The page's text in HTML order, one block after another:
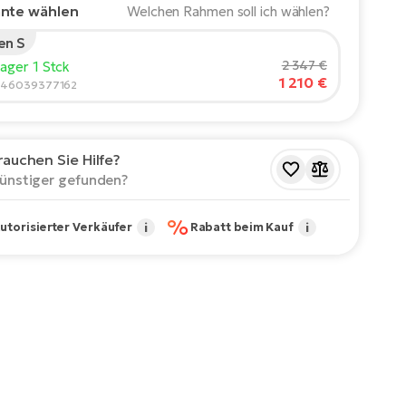
wählen Welchen Rahmen soll ich wählen?
210
sind nur Richtwerte.
S
1 Stck
2 347 €
1 210 €
Sie Hilfe?
gefunden?
Verkäufer i %Rabatt beim Kauf i